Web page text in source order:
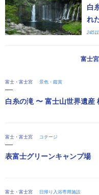
白
れ
富士
富士・富士宮 景色・鑑賞
白糸の滝 〜 富士山世界遺産
富士・富士宮 コテージ
表富士グリーンキャンプ場
富士・富士宮 日帰り入浴専用施設